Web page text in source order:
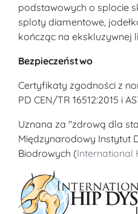
podstawowych o splocie
sploty diamentowe,
kończąc na ekskluzywnej
Bezpieczeństwo
Certyfikaty zgodności z
PD CEN/TR 16512:2015 i
Uznana za "zdrową dla
Międzynarodowy Instytut
Biodrowych (International